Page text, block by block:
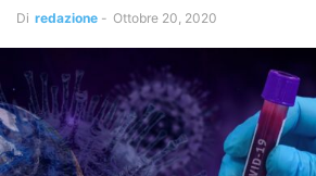
Di redazione - Ottobre 20, 2020